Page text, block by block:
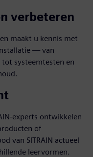
verbeteren
maakt u kennis met
— van
systeemtesten en
experts ontwikkelen
of
van SITRAIN actueel
leervormen.